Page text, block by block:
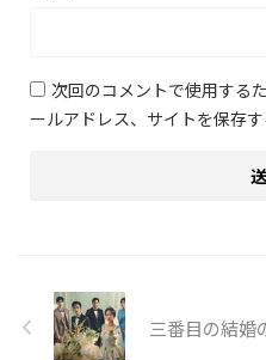
次回のコメントで使用する
ールアドレス、サイトを保存す
三番目の結婚